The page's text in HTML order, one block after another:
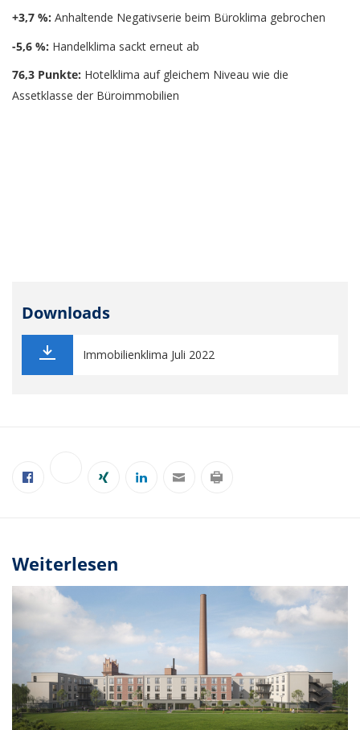
+3,7 %: Anhaltende Negativserie beim Büroklima gebrochen
-5,6 %: Handelklima sackt erneut ab
76,3 Punkte: Hotelklima auf gleichem Niveau wie die
Assetklasse der Büroimmobilien
Downloads
Immobilienklima Juli 2022
Weiterlesen